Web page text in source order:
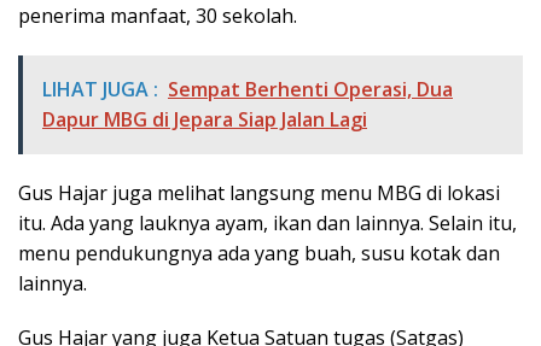
penerima manfaat, 30 sekolah.
LIHAT JUGA : Sempat Berhenti Operasi, Dua
Dapur MBG di Jepara Siap Jalan Lagi
Gus Hajar juga melihat langsung menu MBG di lokasi
itu. Ada yang lauknya ayam, ikan dan lainnya. Selain itu,
menu pendukungnya ada yang buah, susu kotak dan
lainnya.
Gus Hajar yang juga Ketua Satuan tugas (Satgas)